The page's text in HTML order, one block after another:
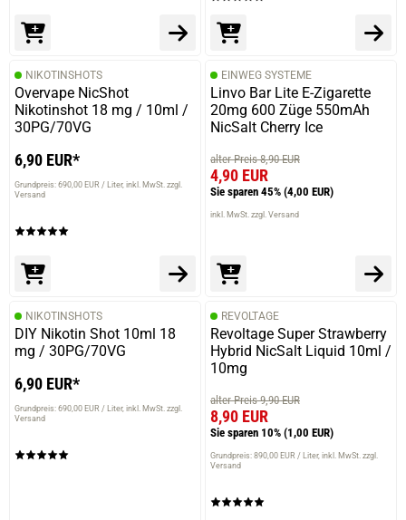
NIKOTINSHOTS
Overvape NicShot
Nikotinshot 18 mg / 10ml /
30PG/70VG
6,90 EUR*
Grundpreis: 690,00 EUR / Liter inkl. MwSt. zzgl.
Versand
EINWEG SYSTEME
Linvo Bar Lite E-Zigarette
20mg 600 Züge 550mAh
NicSalt Cherry Ice
alter Preis 8,90 EUR
4,90 EUR
Sie sparen 45% (4,00 EUR)
inkl. MwSt. zzgl. Versand
NIKOTINSHOTS
DIY Nikotin Shot 10ml 18
mg / 30PG/70VG
6,90 EUR*
Grundpreis: 690,00 EUR / Liter inkl. MwSt. zzgl.
Versand
REVOLTAGE
Revoltage Super Strawberry
Hybrid NicSalt Liquid 10ml /
10mg
alter Preis 9,90 EUR
8,90 EUR
Sie sparen 10% (1,00 EUR)
Grundpreis: 890,00 EUR / Liter inkl. MwSt. zzgl.
Versand